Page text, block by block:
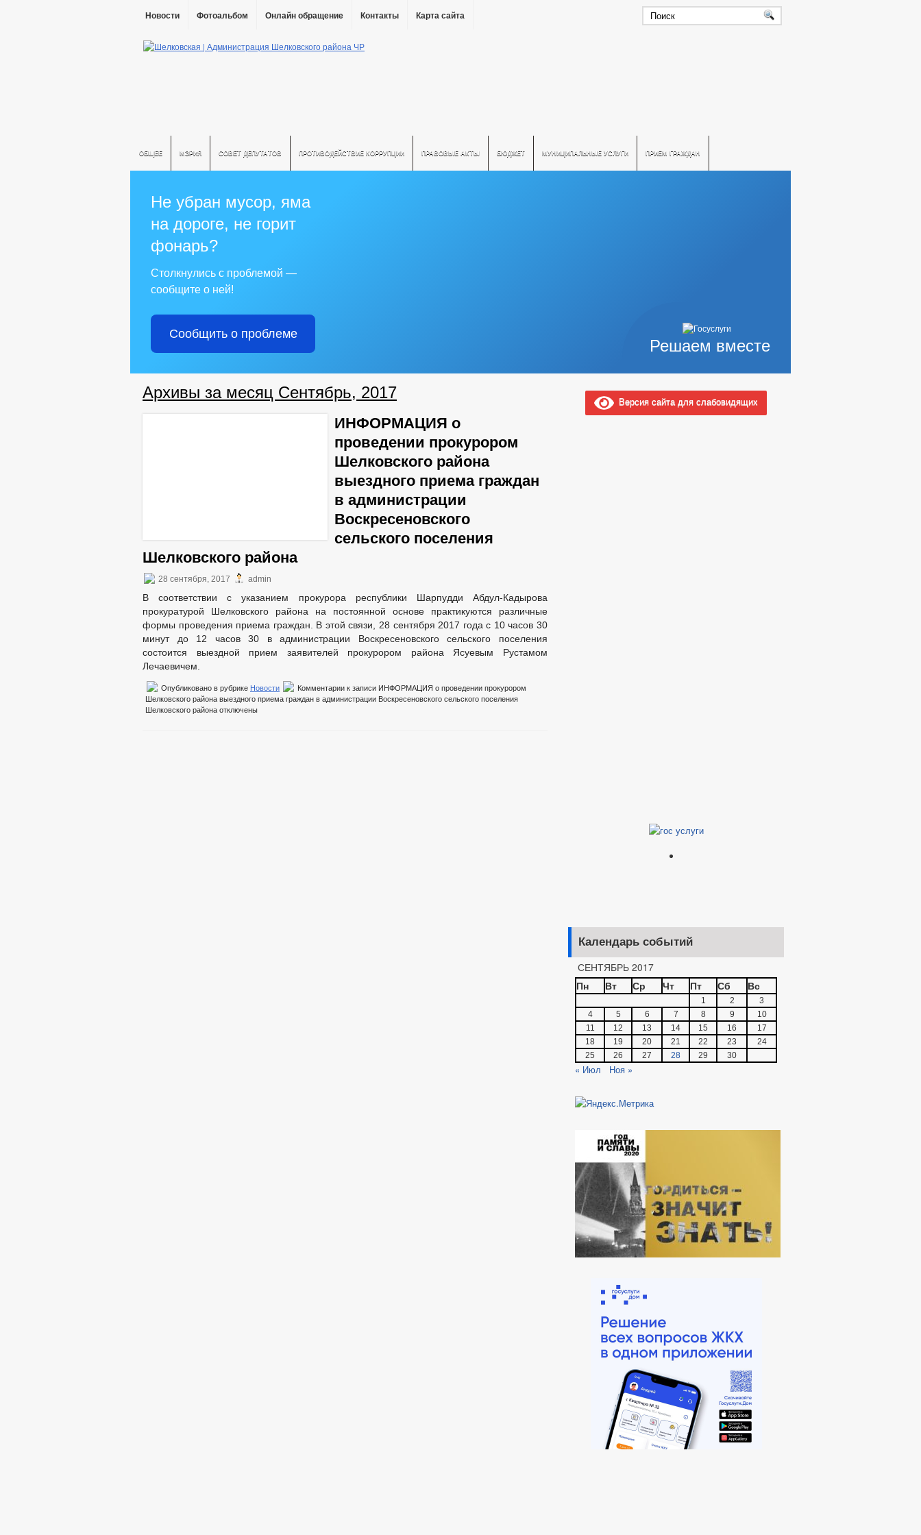
Новости Фотоальбом Онлайн обращение Контакты Карта сайта
ОБЩЕЕ МЭРИЯ СОВЕТ ДЕПУТАТОВ ПРОТИВОДЕЙСТВИЕ КОРРУПЦИИ ПРАВОВЫЕ АКТЫ БЮДЖЕТ МУНИЦИПАЛЬНЫЕ УСЛУГИ ПРИЕМ ГРАЖДАН
Решаем вместе
Не убран мусор, яма
на дороге, не горит
фонарь?
Столкнулись с проблемой —
сообщите о ней!
Сообщить о проблеме
Архивы за месяц Сентябрь, 2017
ИНФОРМАЦИЯ о
проведении прокурором
Шелковского района
выездного приема граждан
в администрации
Воскресеновского
сельского поселения
Шелковского района
28 сентября, 2017 admin
В соответствии с указанием прокурора республики Шарпудди Абдул-Кадырова
прокуратурой Шелковского района на постоянной основе практикуются различные
формы проведения приема граждан. В этой связи, 28 сентября 2017 года с 10 часов 30
минут до 12 часов 30 в администрации Воскресеновского сельского поселения
состоится выездной прием заявителей прокурором района Ясуевым Рустамом
Лечаевичем.
Опубликовано в рубрике Новости Комментарии к записи ИНФОРМАЦИЯ о проведении прокурором
Шелковского района выездного приема граждан в администрации Воскресеновского сельского поселения
Шелковского района отключены
Версия сайта для слабовидящих
Календарь событий
СЕНТЯБРЬ 2017
Пн
Вт Ср Чт Пт Сб Вс
1 2
3
4
5 6 7 8 9
10
11
12 13 14 15 16
17
18
19 20 21 22 23
24
25
26 27 28 29 30
« Июл Ноя »